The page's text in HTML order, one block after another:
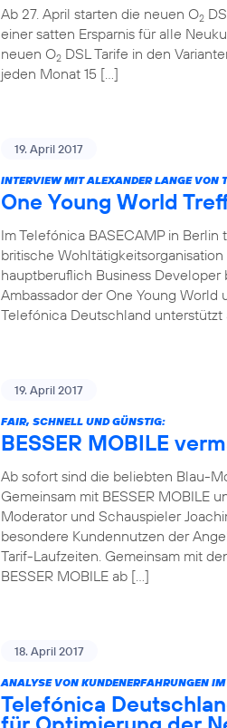
Ab 27. April starten die neuen O2
einer satten Ersparnis für alle
neuen O2 DSL Tarife in den
jeden Monat 15 […]
19. April 2017
INTERVIEW MIT ALEXANDER LANGE VON
One Young World
Im Telefónica BASECAMP in
britische
hauptberuflich Business Developer
Ambassador der One Young World
Telefónica Deutschland
19. April 2017
FAIR, SCHNELL UND GÜNSTIG:
BESSER MOBILE
Ab sofort sind die beliebten Blau-
Gemeinsam mit BESSER MOBILE
Moderator und Schauspieler
besondere Kundennutzen der
Tarif-Laufzeiten. Gemeinsam mit
BESSER MOBILE ab […]
18. April 2017
ANALYSE VON KUNDENERFAHRUNGEN
Telefónica